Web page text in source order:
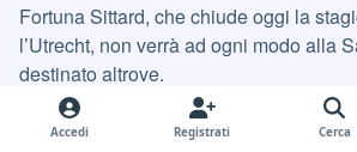
Fortuna Sittard, che chiude oggi la
l’Utrecht, non verrà ad ogni modo alla
destinato altrove.
Anche l’ipotesi di un allenatore
fa ripensare al Leeds, quando
Accedi Registrati Cerca